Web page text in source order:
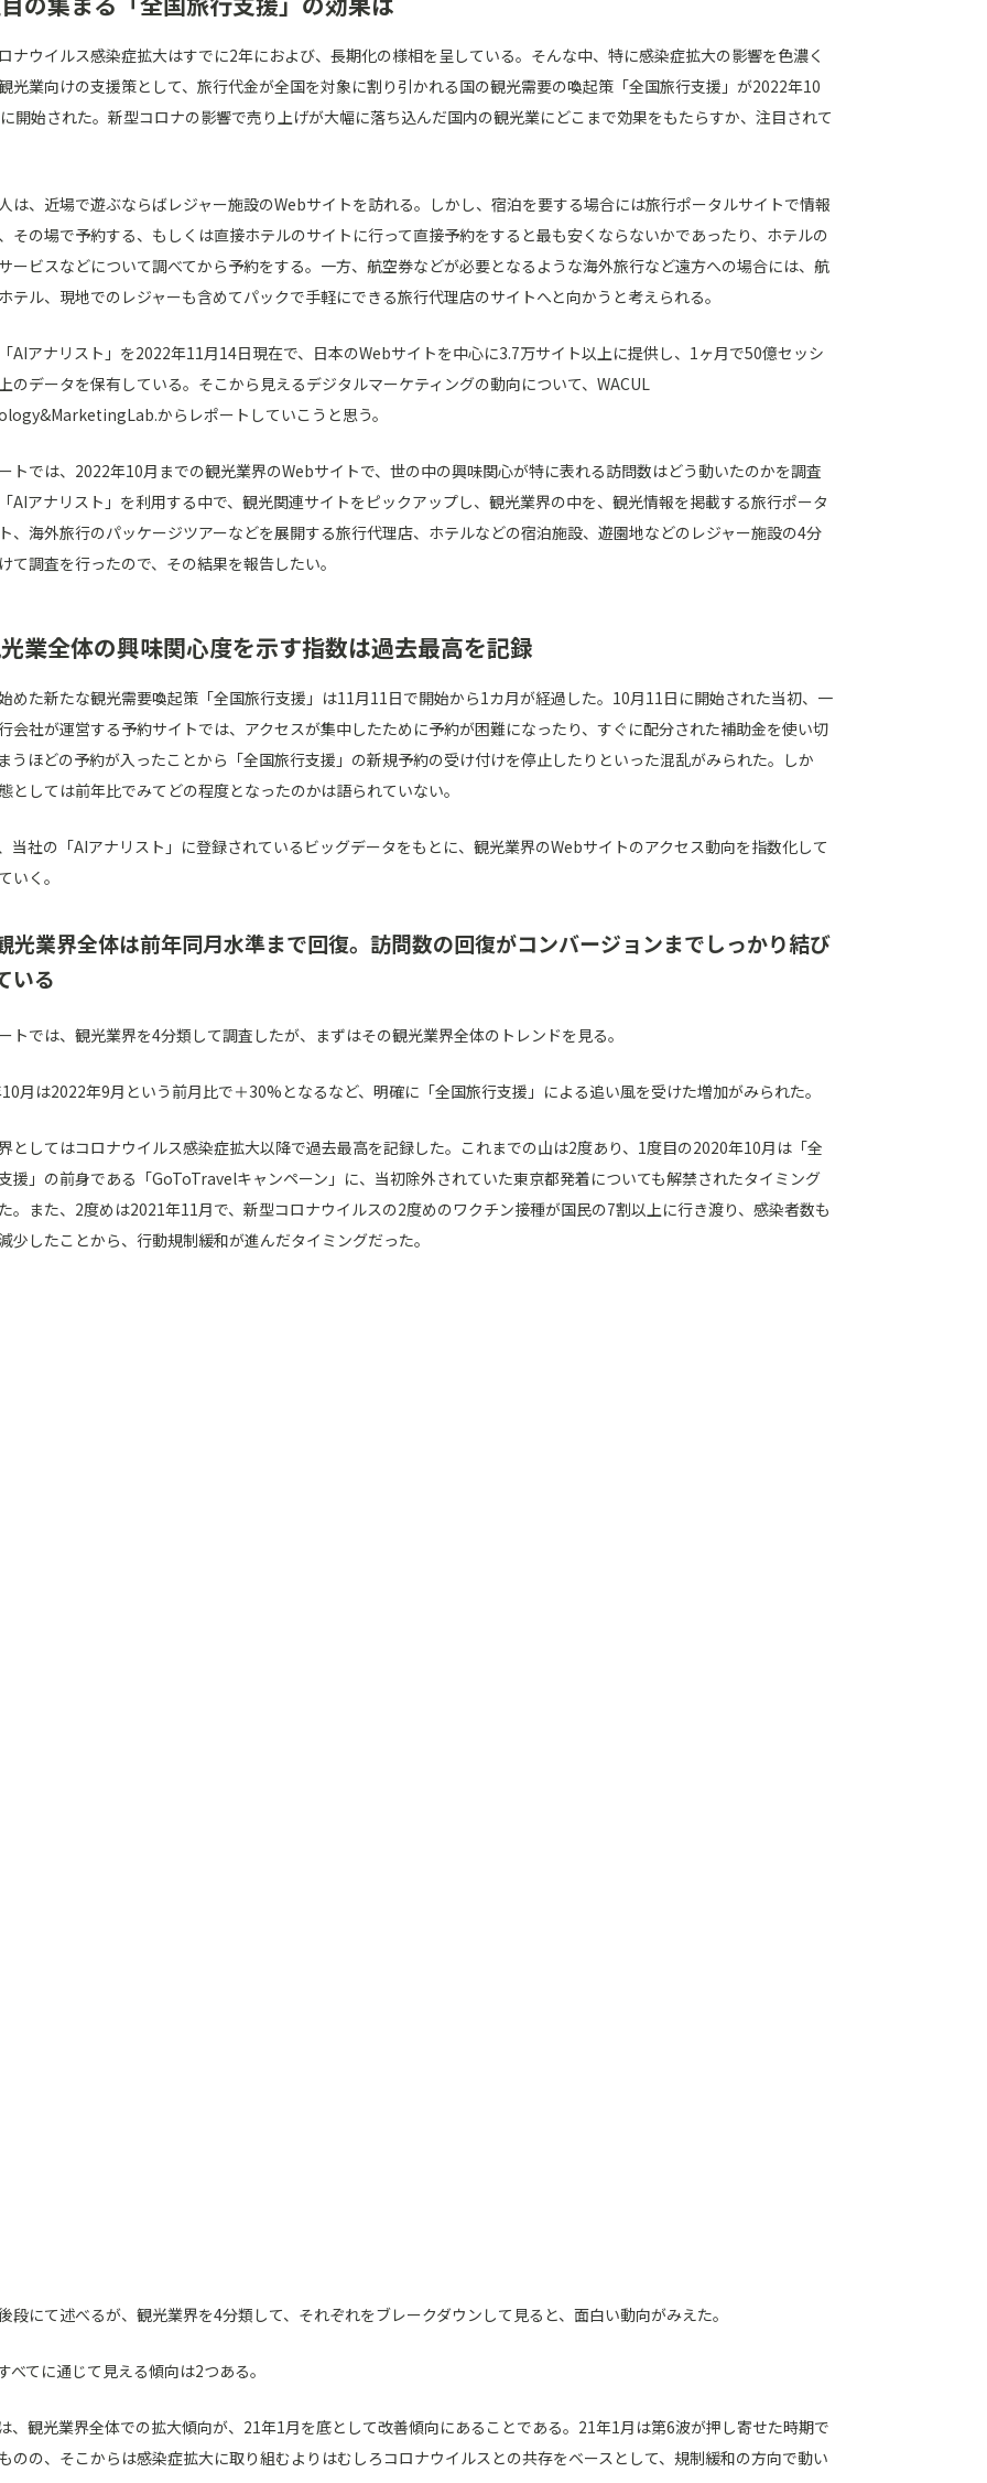
ナウイルス感染症拡大はすでに2年におよび、長期化の様相を呈している。そんな中、特に感染症拡大の影響を色濃く
光業向けの支援策として、旅行代金が全国を対象に割り引かれる国の観光需要の喚起策「全国旅行支援」が2022年10
開始された。新型コロナの影響で売り上げが大幅に落ち込んだ国内の観光業にどこまで効果をもたらすか、注目されて
は、近場で遊ぶならばレジャー施設のWebサイトを訪れる。しかし、宿泊を要する場合には旅行ポータルサイトで情報
その場で予約する、もしくは直接ホテルのサイトに行って直接予約をすると最も安くならないかであったり、ホテルの
ービスなどについて調べてから予約をする。一方、航空券などが必要となるような海外旅行など遠方への場合には、航
テル、現地でのレジャーも含めてパックで手軽にできる旅行代理店のサイトへと向かうと考えられる。
AIアナリスト」を2022年11月14日現在で、日本のWebサイトを中心に3.7万サイト以上に提供し、1ヶ月で50億セッシ
のデータを保有している。そこから見えるデジタルマーケティングの動向について、WACUL
からレポートしていこうと思う。
トでは、2022年10月までの観光業界のWebサイトで、世の中の興味関心が特に表れる訪問数はどう動いたのかを調査
AIアナリスト」を利用する中で、観光関連サイトをピックアップし、観光業界の中を、観光情報を掲載する旅行ポータ
、海外旅行のパッケージツアーなどを展開する旅行代理店、ホテルなどの宿泊施設、遊園地などのレジャー施設の4分
て調査を行ったので、その結果を報告したい。
業全体の興味関心度を示す指数は過去最高を記録
めた新たな観光需要喚起策「全国旅行支援」は11月11日で開始から1カ月が経過した。10月11日に開始された当初、一
会社が運営する予約サイトでは、アクセスが集中したために予約が困難になったり、すぐに配分された補助金を使い切
うほどの予約が入ったことから「全国旅行支援」の新規予約の受け付けを停止したりといった混乱がみられた。しか
としては前年比でみてどの程度となったのかは語られていない。
当社の「AIアナリスト」に登録されているビッグデータをもとに、観光業界のWebサイトのアクセス動向を指数化して
いく。
光業界全体は前年同月水準まで回復。訪問数の回復がコンバージョンまでしっかり結び
いる
トでは、観光業界を4分類して調査したが、まずはその観光業界全体のトレンドを見る。
月は2022年9月という前月比で＋30%となるなど、明確に「全国旅行支援」による追い風を受けた増加がみられた。
としてはコロナウイルス感染症拡大以降で過去最高を記録した。これまでの山は2度あり、1度目の2020年10月は「全
援」の前身である「GoToTravelキャンペーン」に、当初除外されていた東京都発着についても解禁されたタイミング
。また、2度めは2021年11月で、新型コロナウイルスの2度めのワクチン接種が国民の7割以上に行き渡り、感染者数も
少したことから、行動規制緩和が進んだタイミングだった。
段にて述べるが、観光業界を4分類して、それぞれをブレークダウンして見ると、面白い動向がみえた。
べてに通じて見える傾向は2つある。
、観光業界全体での拡大傾向が、21年1月を底として改善傾向にあることである。21年1月は第6波が押し寄せた時期で
のの、そこからは感染症拡大に取り組むよりはむしろコロナウイルスとの共存をベースとして、規制緩和の方向で動い